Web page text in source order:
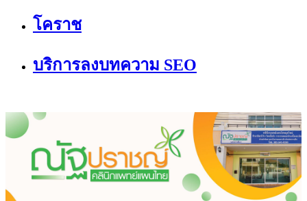
โคราช
บริการลงบทความ SEO